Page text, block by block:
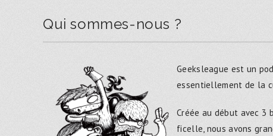
Qui sommes-nous ?
Geeksleague est un
essentiellement de la
Créée au début avec 3
ficelle, nous avons